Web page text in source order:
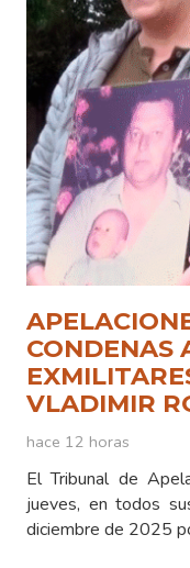
CONDENAS
VLADIMIR
hace 12 horas
El Tribunal de
jueves, en todos
diciembre de 2025